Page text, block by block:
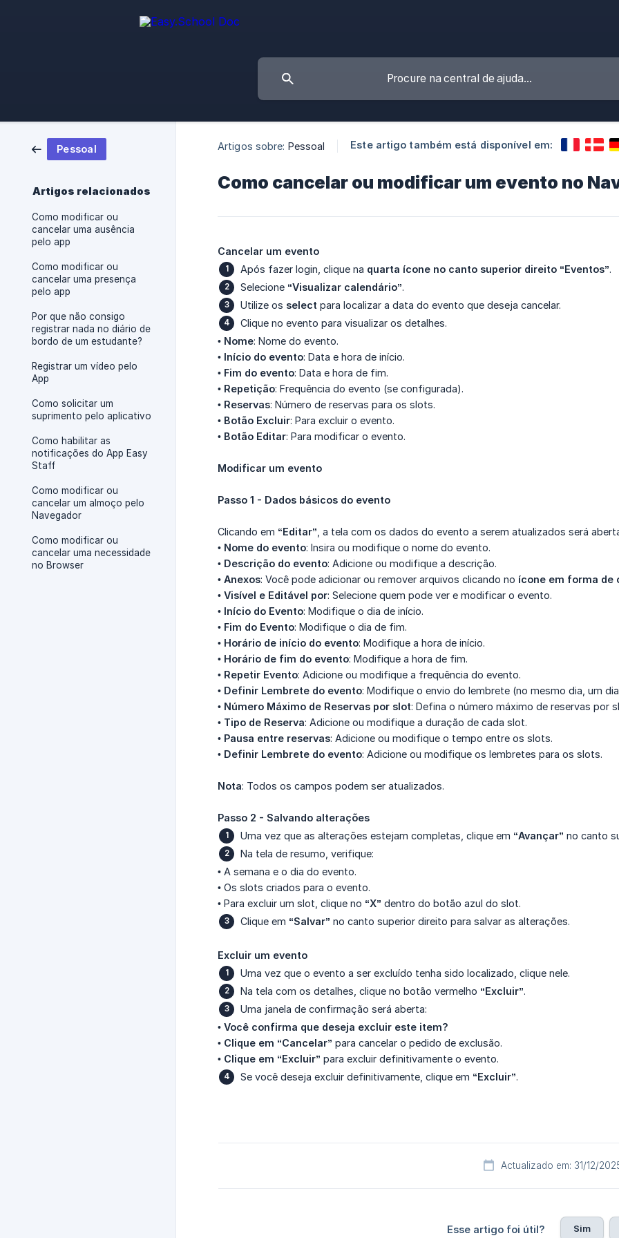
Pessoal
Artigos relacionados
Como modificar ou
cancelar uma ausência
pelo app
Como modificar ou
cancelar uma presença
pelo app
Por que não consigo
registrar nada no diário de
bordo de um estudante?
Registrar um vídeo pelo
App
Como solicitar um
suprimento pelo aplicativo
Como habilitar as
notificações do App Easy
Staff
Como modificar ou
cancelar um almoço pelo
Navegador
Como modificar ou
cancelar uma necessidade
no Browser
Artigos sobre: Pessoal Este artigo também está disponível em:
Como cancelar ou modificar um evento no
Cancelar um evento
Após fazer login, clique na quarta ícone no canto superior direito “Eventos”.
Selecione “Visualizar calendário”.
Utilize os select para localizar a data do evento que deseja cancelar.
Clique no evento para visualizar os detalhes.
• Nome: Nome do evento.
• Início do evento: Data e hora de início.
• Fim do evento: Data e hora de fim.
• Repetição: Frequência do evento (se configurada).
• Reservas: Número de reservas para os slots.
• Botão Excluir: Para excluir o evento.
• Botão Editar: Para modificar o evento.
Modificar um evento
Passo 1 - Dados básicos do evento
Clicando em “Editar” , a tela com os dados do evento a serem atualizados será
• Nome do evento: Insira ou modifique o nome do evento.
• Descrição do evento: Adicione ou modifique a descrição.
• Anexos: Você pode adicionar ou remover arquivos clicando no ícone em forma de
• Visível e Editável por: Selecione quem pode ver e modificar o evento.
• Início do Evento: Modifique o dia de início.
• Fim do Evento: Modifique o dia de fim.
• Horário de início do evento: Modifique a hora de início.
• Horário de fim do evento: Modifique a hora de fim.
• Repetir Evento: Adicione ou modifique a frequência do evento.
• Definir Lembrete do evento: Modifique o envio do lembrete (no mesmo dia, um
• Número Máximo de Reservas por slot: Defina o número máximo de reservas por
• Tipo de Reserva: Adicione ou modifique a duração de cada slot.
• Pausa entre reservas: Adicione ou modifique o tempo entre os slots.
• Definir Lembrete do evento: Adicione ou modifique os lembretes para os slots.
Nota: Todos os campos podem ser atualizados.
Passo 2 - Salvando alterações
Uma vez que as alterações estejam completas, clique em “Avançar” no canto
Na tela de resumo, verifique:
• A semana e o dia do evento.
• Os slots criados para o evento.
• Para excluir um slot, clique no “X” dentro do botão azul do slot.
Clique em “Salvar” no canto superior direito para salvar as alterações.
Excluir um evento
Uma vez que o evento a ser excluído tenha sido localizado, clique nele.
Na tela com os detalhes, clique no botão vermelho “Excluir”.
Uma janela de confirmação será aberta:
• Você confirma que deseja excluir este item?
• Clique em “Cancelar” para cancelar o pedido de exclusão.
• Clique em “Excluir” para excluir definitivamente o evento.
Se você deseja excluir definitivamente, clique em “Excluir”.
Actualizado em: 31/12/
Esse artigo foi útil? Sim